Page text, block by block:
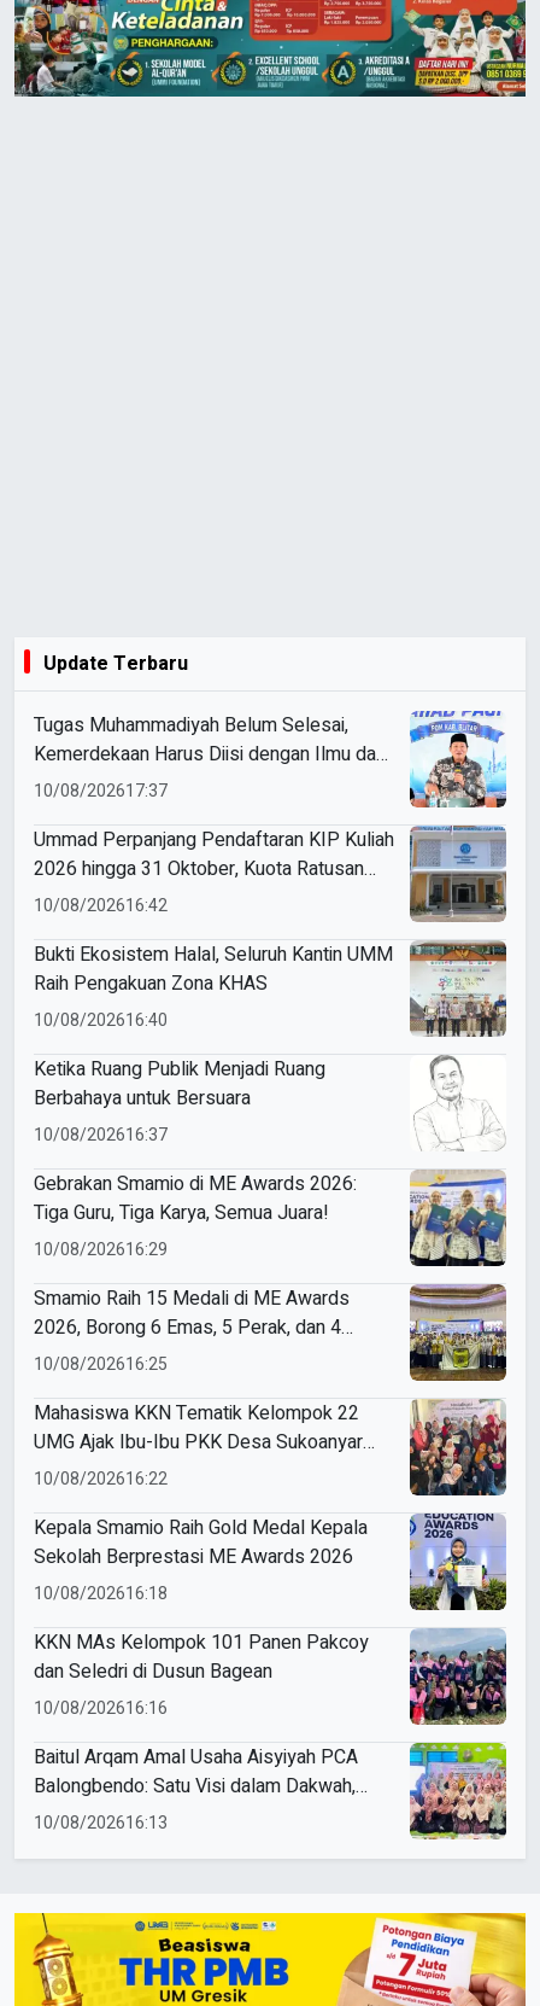
Update Terbaru
Tugas Muhammadiyah Belum Selesai,
Kemerdekaan Harus Diisi dengan Ilmu dan
Amal
10/08/202617:37
Ummad Perpanjang Pendaftaran KIP Kuliah
2026 hingga 31 Oktober, Kuota Ratusan
Menanti
10/08/202616:42
Bukti Ekosistem Halal, Seluruh Kantin UMM
Raih Pengakuan Zona KHAS
10/08/202616:40
Ketika Ruang Publik Menjadi Ruang
Berbahaya untuk Bersuara
10/08/202616:37
Gebrakan Smamio di ME Awards 2026:
Tiga Guru, Tiga Karya, Semua Juara!
10/08/202616:29
Smamio Raih 15 Medali di ME Awards
2026, Borong 6 Emas, 5 Perak, dan 4
Perunggu
10/08/202616:25
Mahasiswa KKN Tematik Kelompok 22
UMG Ajak Ibu-Ibu PKK Desa Sukoanyar
Berkreasi dengan Ecoprint
10/08/202616:22
Kepala Smamio Raih Gold Medal Kepala
Sekolah Berprestasi ME Awards 2026
10/08/202616:18
KKN MAs Kelompok 101 Panen Pakcoy
dan Seledri di Dusun Bagean
10/08/202616:16
Baitul Arqam Amal Usaha Aisyiyah PCA
Balongbendo: Satu Visi dalam Dakwah,
Satu Langkah untuk Kemajuan
10/08/202616:13